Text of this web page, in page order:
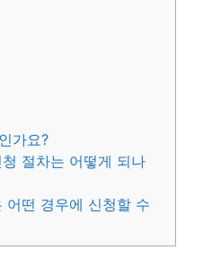
가요?
절차는 어떻게 되나
어떤 경우에 신청할 수